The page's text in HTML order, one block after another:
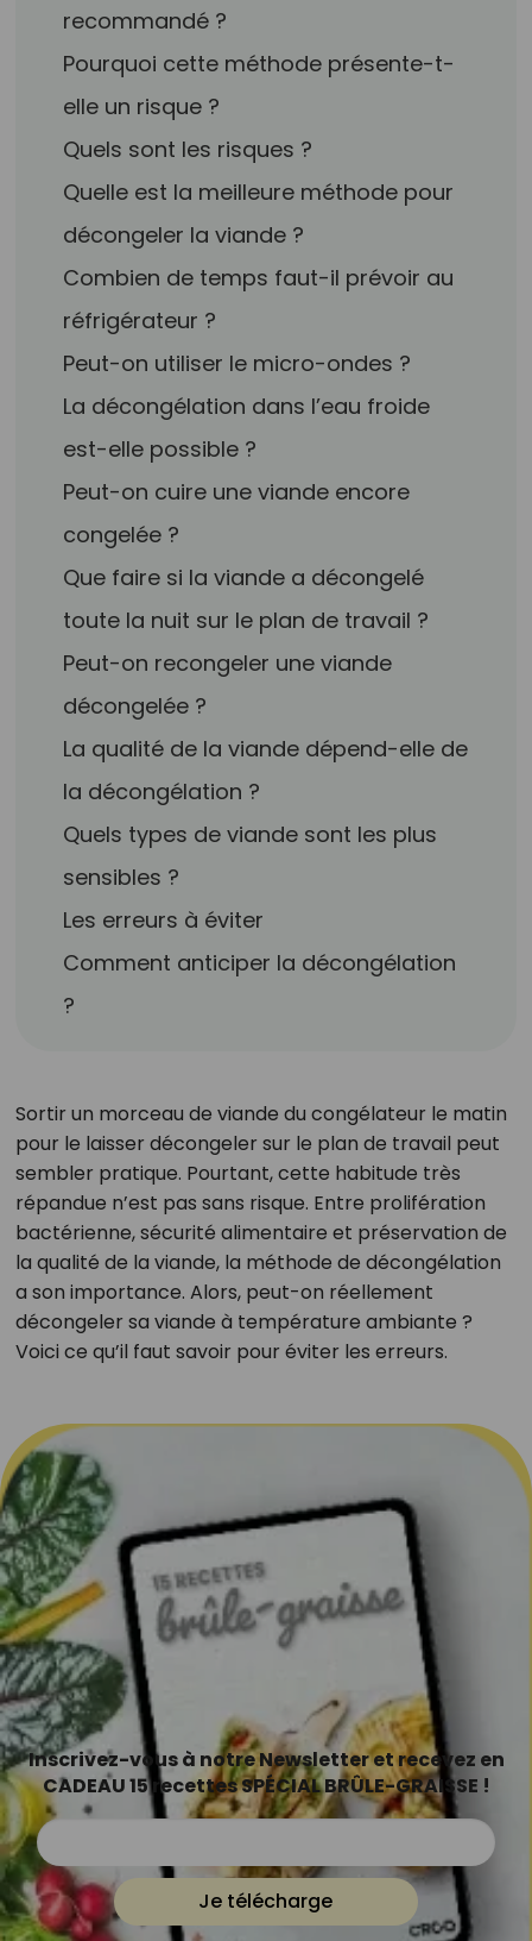
recommandé ?
Pourquoi cette méthode présente-t-
elle un risque ?
Quels sont les risques ?
Quelle est la meilleure méthode pour
décongeler la viande ?
Combien de temps faut-il prévoir au
réfrigérateur ?
Peut-on utiliser le micro-ondes ?
La décongélation dans l’eau froide
est-elle possible ?
Peut-on cuire une viande encore
congelée ?
Que faire si la viande a décongelé
toute la nuit sur le plan de travail ?
Peut-on recongeler une viande
décongelée ?
La qualité de la viande dépend-elle de
la décongélation ?
Quels types de viande sont les plus
sensibles ?
Les erreurs à éviter
Comment anticiper la décongélation
?
Sortir un morceau de viande du congélateur le matin
pour le laisser décongeler sur le plan de travail peut
sembler pratique. Pourtant, cette habitude très
répandue n’est pas sans risque. Entre prolifération
bactérienne, sécurité alimentaire et préservation de
la qualité de la viande, la méthode de décongélation
a son importance. Alors, peut-on réellement
décongeler sa viande à température ambiante ?
Voici ce qu’il faut savoir pour éviter les erreurs.
Inscrivez-vous à notre Newsletter et recevez en
CADEAU 15 recettes SPÉCIAL BRÛLE-GRAISSE !
Je télécharge